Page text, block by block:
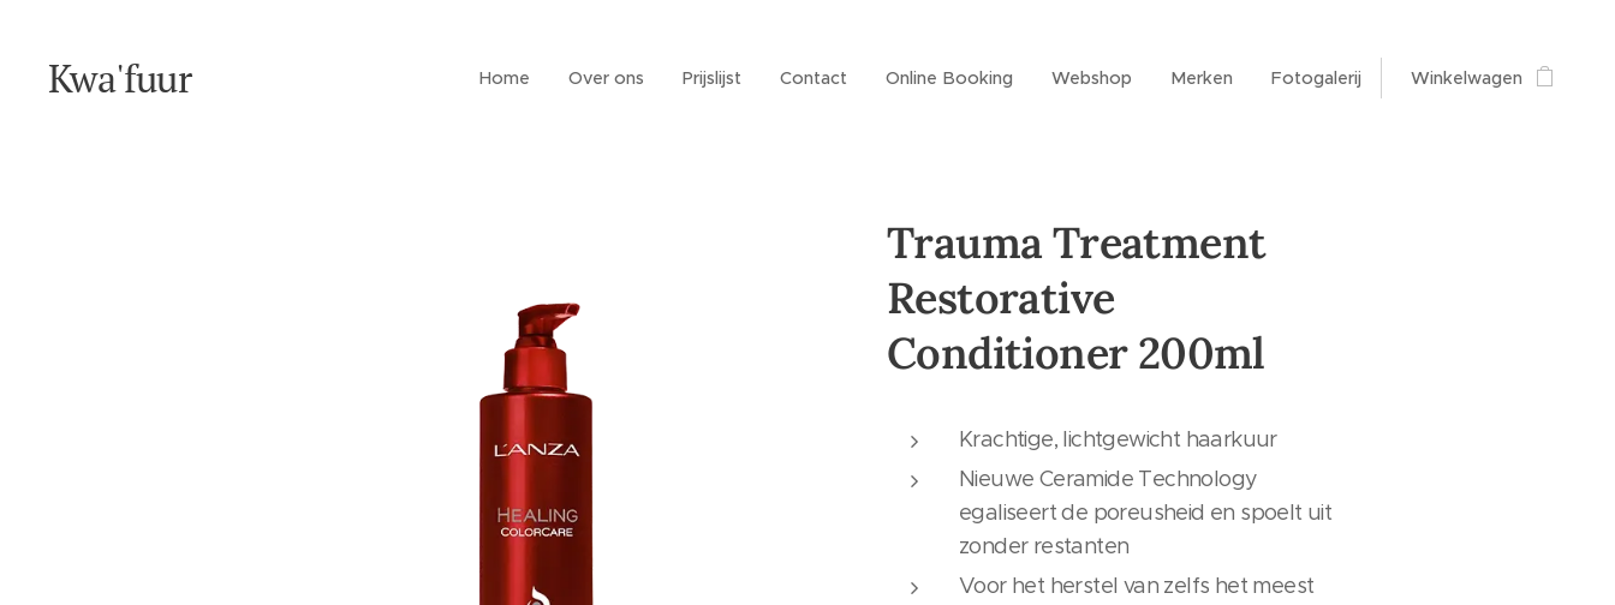
Kwa'fuur Home Over ons Prijslijst Contact Online Booking Webshop Merken Fotogalerij Winkelwagen
Trauma Treatment
Restorative
Conditioner 200ml
Krachtige, lichtgewicht haarkuur
Nieuwe Ceramide Technology
egaliseert de poreusheid en spoelt uit
zonder restanten
Voor het herstel van zelfs het meest